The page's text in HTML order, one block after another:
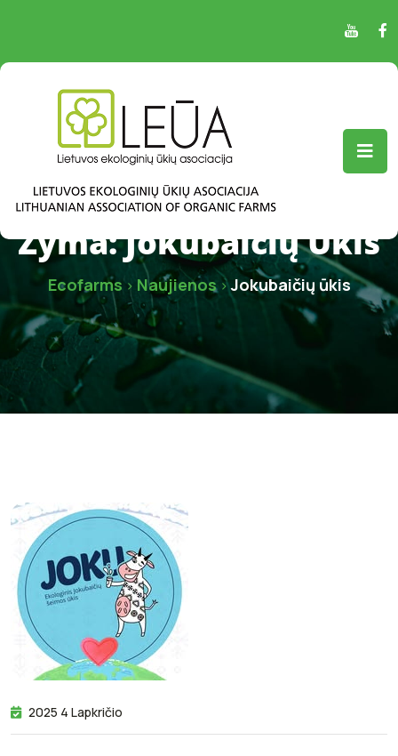
Žyma:Jokubaičių Ūkis
Ecofarms> Naujienos>Jokubaičių ūkis
2025 4 Lapkričio